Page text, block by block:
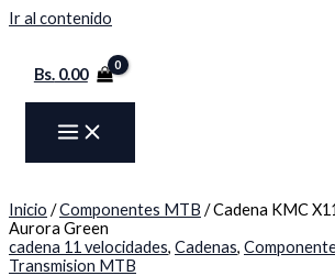
Ir al contenido
Bs.0.00
Inicio /Componentes MTB / Cadena KMC
Aurora Green
cadena 11 velocidades, Cadenas,
Transmision MTB